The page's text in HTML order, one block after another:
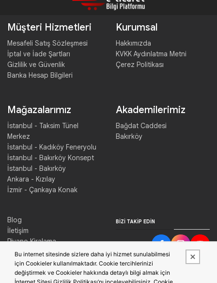
Müşteri Hizmetleri
Mesafeli Satış Sözleşmesi
İptal ve İade Şartları
Gizlilik ve Güvenlik
Banka Hesap Bilgileri
Kurumsal
Hakkımızda
KVKK Aydınlatma Metni
Çerez Politikası
Mağazalarımız
İstanbul - Taksim Tünel
Merkez
İstanbul - Kadıköy Feneryolu
İstanbul - Bakırköy Konsept
İstanbul - Bakırköy
Ankara - Kızılay
İzmir - Çankaya Konak
Akademilerimiz
Bağdat Caddesi
Bakırköy
Blog
İletişim
Piyano Kiralama
Konser Salonu Kiralama
BIZI TAKIP EDIN
Bu internet sitesinde sizlere daha iyi hizmet sunulabilmesi
için Cookieler kullanılmaktadır. Cookie tercihlerinizi
değiştirmek ve Cookieler hakkında detaylı bilgi almak için